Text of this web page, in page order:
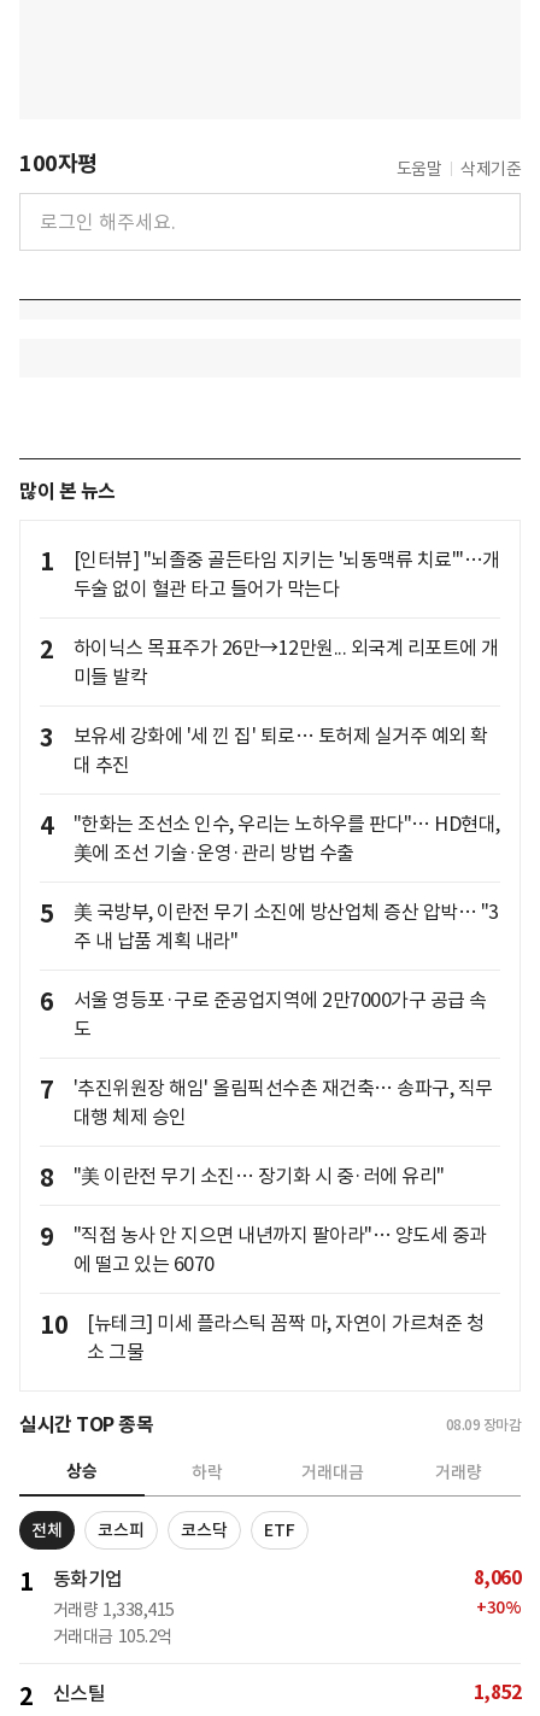
100자평 도움말 삭제기준
많이 본 뉴스
1
[인터뷰] "뇌졸중 골든타임 지키는 '뇌동맥류 치료'"…개
두술 없이 혈관 타고 들어가 막는다
2
하이닉스 목표주가 26만→12만원... 외국계 리포트에 개
미들 발칵
3
보유세 강화에 '세 낀 집' 퇴로… 토허제 실거주 예외 확
대 추진
4
"한화는 조선소 인수, 우리는 노하우를 판다"… HD현대,
美에 조선 기술·운영·관리 방법 수출
5
美 국방부, 이란전 무기 소진에 방산업체 증산 압박… "3
주 내 납품 계획 내라"
6
서울 영등포·구로 준공업지역에 2만7000가구 공급 속
도
7
'추진위원장 해임' 올림픽선수촌 재건축… 송파구, 직무
대행 체제 승인
8 "美 이란전 무기 소진… 장기화 시 중·러에 유리"
9
"직접 농사 안 지으면 내년까지 팔아라"… 양도세 중과
에 떨고 있는 6070
10
[뉴테크] 미세 플라스틱 꼼짝 마, 자연이 가르쳐준 청
소 그물
실시간 TOP 종목 08.09 장마감
상승 하락 거래대금 거래량
전체 코스피 코스닥 ETF
1 동화기업
거래량 1,338,415
거래대금 105.2억
8,060
+30%
2 신스틸 1,852